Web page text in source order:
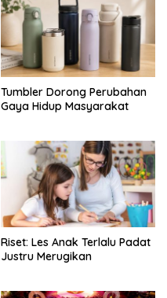
Tumbler Dorong Perubahan
Gaya Hidup Masyarakat
Riset: Les Anak Terlalu Padat
Justru Merugikan